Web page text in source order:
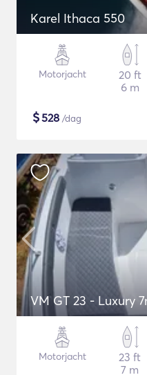
Karel Ithaca 550
Motorjacht
20 ft
6 m
$528 /dag
VM GT 23 - Luxury
Motorjacht
23 ft
7 m